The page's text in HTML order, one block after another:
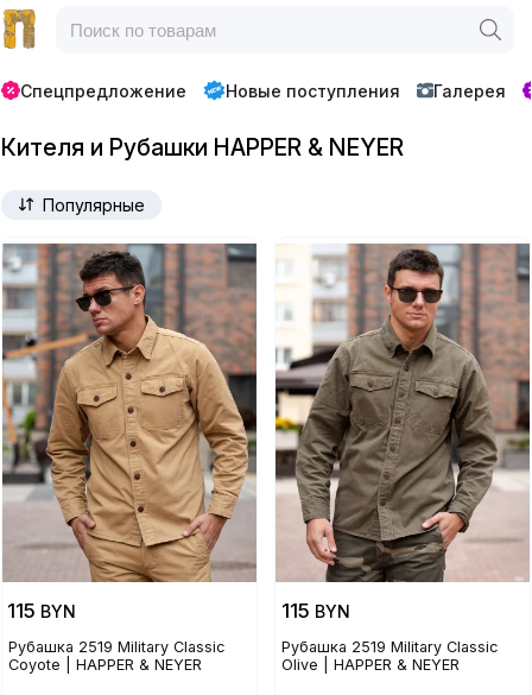
Спецпредложение Новые поступления Галерея
Кителя и Рубашки HAPPER & NEYER
Популярные
Рубашка 2519 Military Classic
Coyote | HAPPER & NEYER
115 BYN
Рубашка 2519 Military Classic
Olive | HAPPER & NEYER
115 BYN